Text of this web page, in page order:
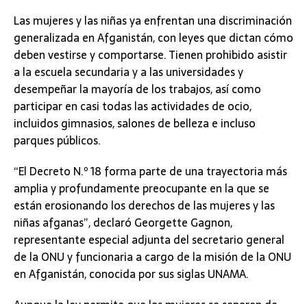
Las mujeres y las niñas ya enfrentan una discriminación
generalizada en Afganistán, con leyes que dictan cómo
deben vestirse y comportarse. Tienen prohibido asistir
a la escuela secundaria y a las universidades y
desempeñar la mayoría de los trabajos, así como
participar en casi todas las actividades de ocio,
incluidos gimnasios, salones de belleza e incluso
parques públicos.
“El Decreto N.º 18 forma parte de una trayectoria más
amplia y profundamente preocupante en la que se
están erosionando los derechos de las mujeres y las
niñas afganas”, declaró Georgette Gagnon,
representante especial adjunta del secretario general
de la ONU y funcionaria a cargo de la misión de la ONU
en Afganistán, conocida por sus siglas UNAMA.